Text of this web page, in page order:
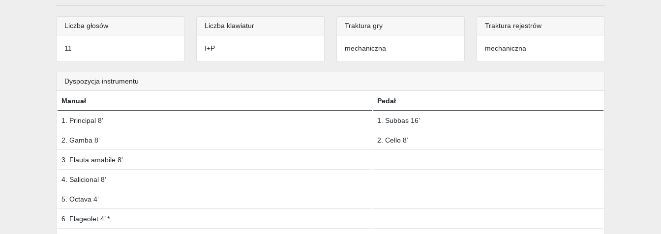
Liczba głosów
11
Liczba klawiatur
I+P
Traktura gry
mechaniczna
Traktura rejestrów
mechaniczna
Dyspozycja instrumentu
Manuał Pedał
1. Principal 8’ 1. Subbas 16’
2. Gamba 8’ 2. Cello 8’
3. Flauta amabile 8'
4. Salicional 8’
5. Octava 4’
6. Flageolet 4’ *